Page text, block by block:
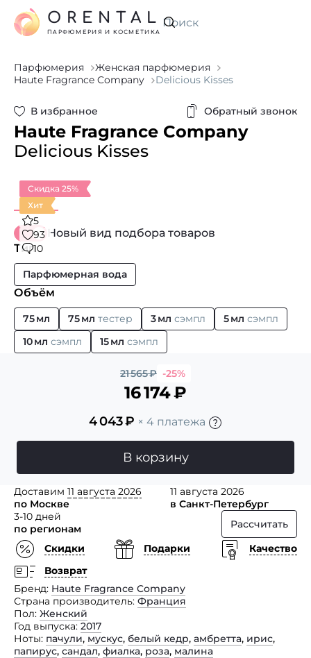
Искать
ORENTAL
ПАРФЮМЕРИЯ И КОСМЕТИКА
Парфюмерия
Женская парфюмерия
Haute Fragrance Company
Delicious Kisses
В избранное Обратный звонок
Haute Fragrance Company
Delicious Kisses
Скидка 25%
Хит
5
93
10
Новый вид подбора товаров
Тип
Парфюмерная вода
Объём
75 мл 75 мл тестер 3 мл сэмпл 5 мл сэмпл
10 мл сэмпл 15 мл сэмпл
21 565₽ -25%
16 174₽
4 043₽ × 4 платежа
В корзину
Доставим 11 августа 2026
по Москве
11 августа 2026
в Санкт-Петербург
3-10 дней
по регионам
Рассчитать
Скидки
Подарки
Качество
Возврат
Бренд Haute Fragrance Company
Страна производитель Франция
Пол Женский
Год выпуска 2017
Ноты пачули, мускус, белый кедр, амбретта, ирис,
папирус, сандал, фиалка, роза, малина